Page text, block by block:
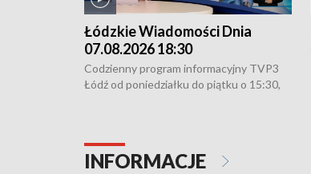
Łódzkie Wiadomości Dnia
07.08.2026 18:30
Codzienny program informacyjny TVP3
Łódź od poniedziałku do piątku o 15:30,
INFORMACJE